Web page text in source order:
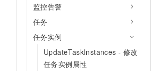
监控告警
任务
任务实例
UpdateTaskInstances - 修改
任务实例属性